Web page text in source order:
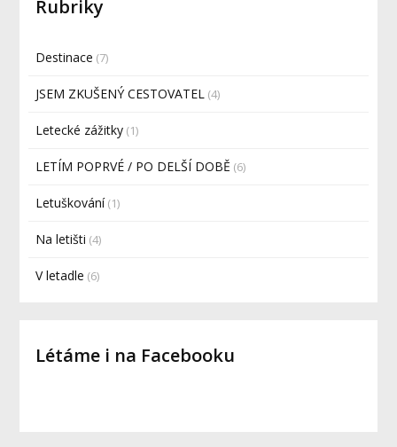
Rubriky
Destinace (7)
JSEM ZKUŠENÝ CESTOVATEL (4)
Letecké zážitky (1)
LETÍM POPRVÉ / PO DELŠÍ DOBĚ (6)
Letuškování(1)
Na letišti (4)
V letadle (6)
Létáme i na Facebooku